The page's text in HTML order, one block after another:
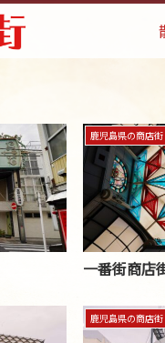
鹿児島県の商店街
一番街商店
鹿児島県の商店街